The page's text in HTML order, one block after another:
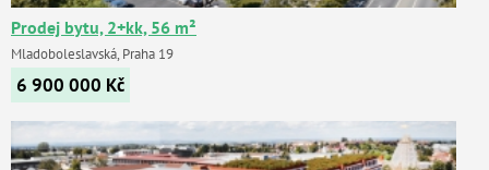
Prodej bytu, 2+kk, 56 m²
Mladoboleslavská, Praha 19
6 900 000 Kč